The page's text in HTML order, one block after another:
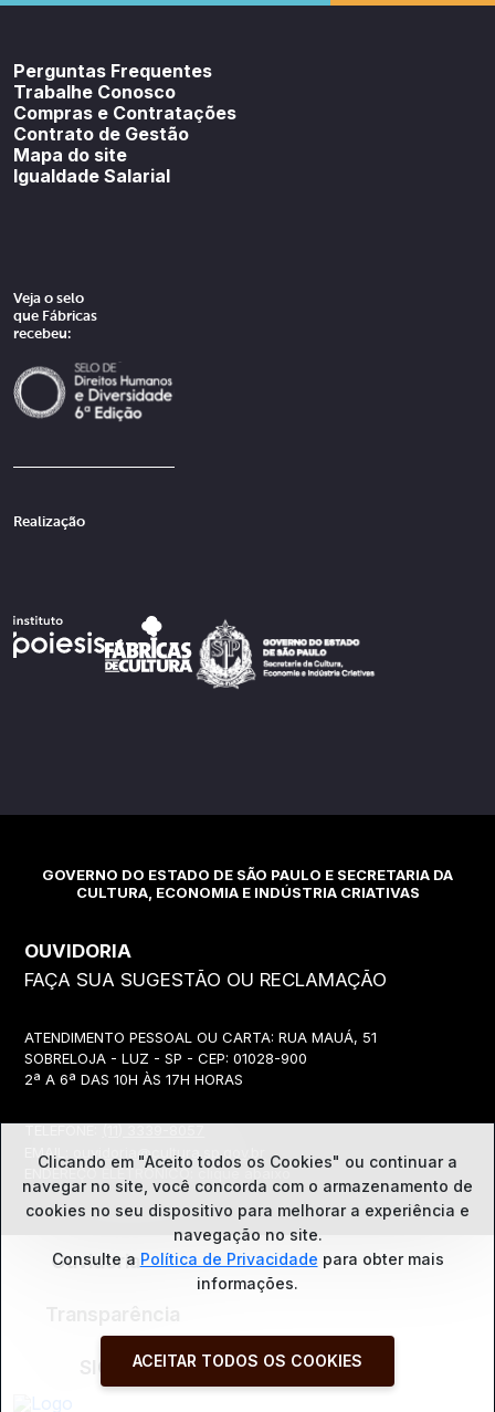
Perguntas Frequentes
Trabalhe Conosco
Compras e Contratações
Contrato de Gestão
Mapa do site
Igualdade Salarial
Veja o selo
que Fábricas
recebeu:
Realização
GOVERNO DO ESTADO DE SÃO PAULO E SECRETARIA DA
CULTURA, ECONOMIA E INDÚSTRIA CRIATIVAS
OUVIDORIA
FAÇA SUA SUGESTÃO OU RECLAMAÇÃO
ATENDIMENTO PESSOAL OU CARTA: RUA MAUÁ, 51
SOBRELOJA - LUZ - SP - CEP: 01028-900
2ª A 6ª DAS 10H ÀS 17H HORAS
EMAIL:
ouvidoria@cultura.sp.gov.br
ENDEREÇO ELETRÔNICO: clique abaixo
Ouvidoria
Clicando em "Aceito todos os Cookies" ou continuar a
navegar no site, você concorda com o armazenamento de
cookies no seu dispositivo para melhorar a experiência e
navegação no site.
Consulte a Política de Privacidade para obter mais
informações.
ACEITAR TODOS OS COOKIES